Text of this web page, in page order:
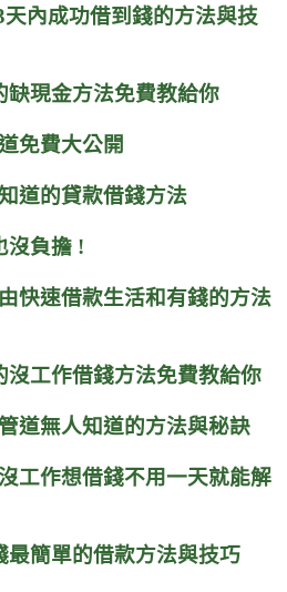
內成功借到錢的方法與技
缺現金方法免費教給你
免費大公開
道的貸款借錢方法
沒負擔 !
快速借款生活和有錢的方法
沒工作借錢方法免費教給你
道無人知道的方法與秘訣
工作想借錢不用一天就能解
最簡單的借款方法與技巧